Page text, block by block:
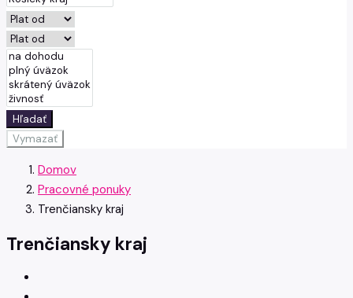
Hľadať
Vymazať
Domov
Pracovné ponuky
Trenčiansky kraj
Trenčiansky kraj